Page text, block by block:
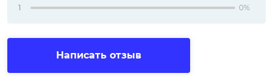
1
0%
Написать отзыв